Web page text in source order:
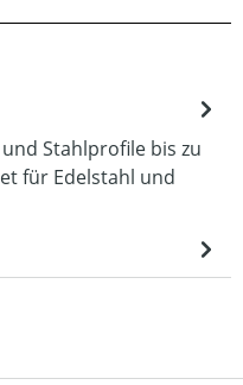
Stahlprofile bis zu
für Edelstahl und